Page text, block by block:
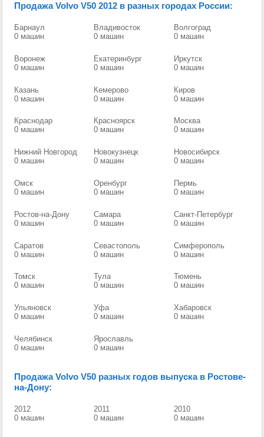
Продажа Volvo V50 2012 в разных городах России:
Барнаул
0 машин
Владивосток
0 машин
Волгоград
0 машин
Воронеж
0 машин
Екатеринбург
0 машин
Иркутск
0 машин
Казань
0 машин
Кемерово
0 машин
Киров
0 машин
Краснодар
0 машин
Красноярск
0 машин
Москва
0 машин
Нижний Новгород
0 машин
Новокузнецк
0 машин
Новосибирск
0 машин
Омск
0 машин
Оренбург
0 машин
Пермь
0 машин
Ростов-на-Дону
0 машин
Самара
0 машин
Санкт-Петербург
0 машин
Саратов
0 машин
Севастополь
0 машин
Симферополь
0 машин
Томск
0 машин
Тула
0 машин
Тюмень
0 машин
Ульяновск
0 машин
Уфа
0 машин
Хабаровск
0 машин
Челябинск
0 машин
Ярославль
0 машин
Продажа Volvo V50 разных годов выпуска в Ростове-
на-Дону:
2012
0 машин
2011
0 машин
2010
0 машин